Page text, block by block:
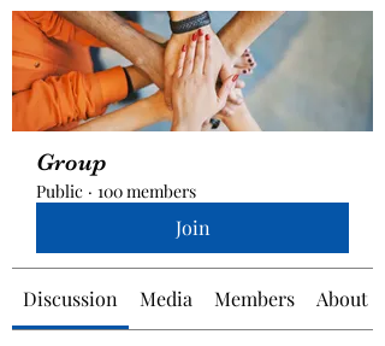
Group
Public · 100 members
Join
Discussion Media Members About